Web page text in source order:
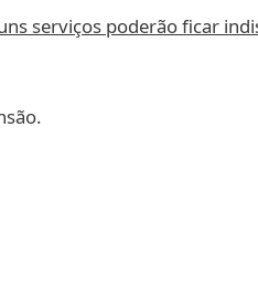
serviços poderão ficar